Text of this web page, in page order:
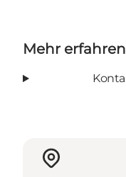
Mehr erfahren